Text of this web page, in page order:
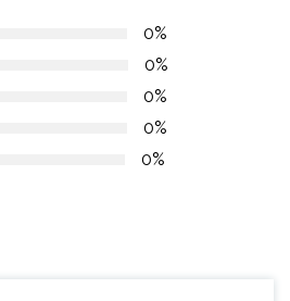
0%
0%
0%
0%
0%